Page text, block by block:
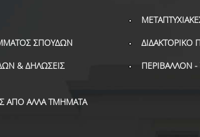
ΣΠΟΥΔΩΝ
& ΔΗΛΩΣΕΙΣ
ΑΠΟ ΑΛΛΑ ΤΜΗΜΑΤΑ
ΠΕΡΙΒΑΛΛΟΝ